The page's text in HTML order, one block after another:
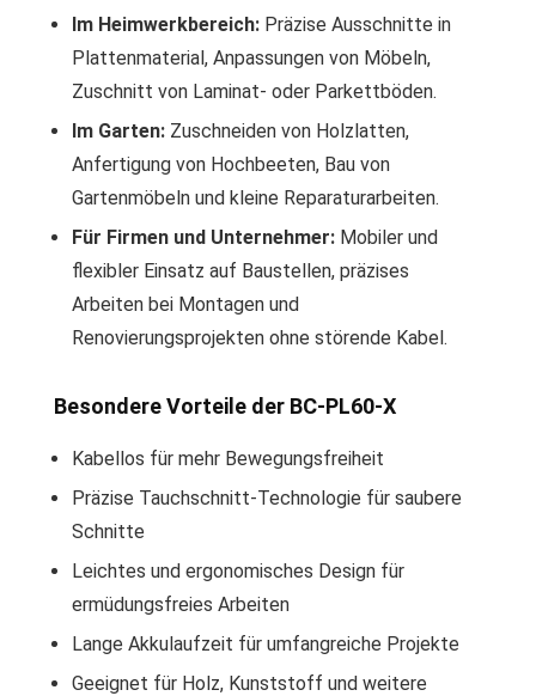
Im Heimwerkbereich: Präzise Ausschnitte in
Plattenmaterial, Anpassungen von Möbeln,
Zuschnitt von Laminat- oder Parkettböden.
Im Garten: Zuschneiden von Holzlatten,
Anfertigung von Hochbeeten, Bau von
Gartenmöbeln und kleine Reparaturarbeiten.
Für Firmen und Unternehmer: Mobiler und
flexibler Einsatz auf Baustellen, präzises
Arbeiten bei Montagen und
Renovierungsprojekten ohne störende Kabel.
Besondere Vorteile der BC-PL60-X
Kabellos für mehr Bewegungsfreiheit
Präzise Tauchschnitt-Technologie für saubere
Schnitte
Leichtes und ergonomisches Design für
ermüdungsfreies Arbeiten
Lange Akkulaufzeit für umfangreiche Projekte
Geeignet für Holz, Kunststoff und weitere